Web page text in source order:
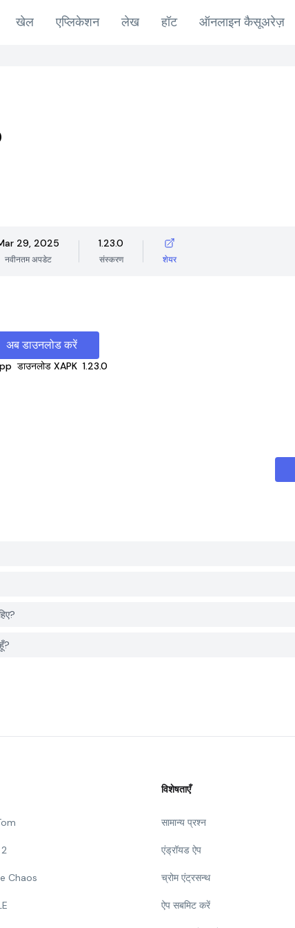
खेल एप्लिकेशन लेख हॉट ऑनलाइन कैसूअरेज़
29, 2025
नवीनतम अपडेट
1.23.0
संस्करण शेयर
अब डाउनलोड करें
डाउनलोड XAPK 1.23.0
Chaos
विशेषताएँ
सामान्य प्रश्न
एंड्रॉयड ऐप
च्रोम एंट्रसन्थ
ऐप सबमिट करें